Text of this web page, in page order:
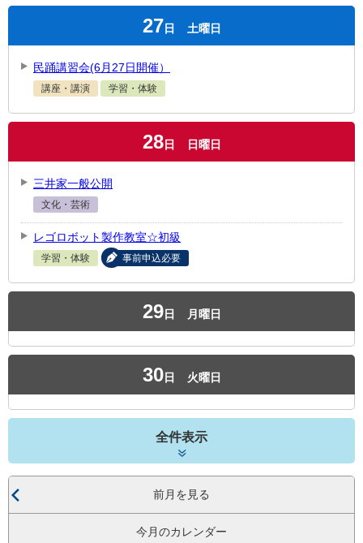
27 日 土曜日
民踊講習会(6月27日開催）
講座・講演 学習・体験
28日 日曜日
三井家一般公開
文化・芸術
レゴロボット製作教室☆初級
学習・体験 事前申込必要
29日 月曜日
30日 火曜日
全件表示
前月を見る
今月のカレンダー